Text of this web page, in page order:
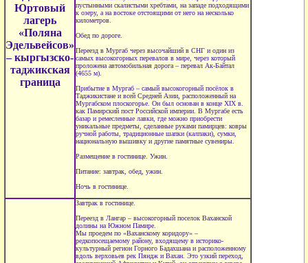
Юртовый
лагерь
«Поляна
Эдельвейсов»
– кыргызско-
таджикская
граница
пустынными скалистыми хребтами, на западе подходящими
к озеру, а на востоке отстоящими от него на несколько
километров.
Обед по дороге.
Переезд в Мургаб через высочайший в СНГ и один из
самых высокогорных перевалов в мире, через который
проложена автомобильная дорога – перевал Ак-Байтал
(4655 м).
Прибытие в Мургаб – самый высокогорный посёлок в
Таджикистане и всей Средней Азии, расположенный на
Мургабском плоскогорье. Он был основан в конце XIX в.
как Памирский пост Российской империи. В Мургабе есть
базар и ремесленные лавки, где можно приобрести
уникальные предметы, сделанные руками памирцев: ковры
ручной работы, традиционные шапки (калпаки), сумки,
национальную вышивку и другие памятные сувениры.
Размещение в гостинице. Ужин.
Питание: завтрак, обед, ужин.
Ночь в гостинице.
Завтрак в гостинице.
Переезд в Лангар – высокогорный поселок Ваханской
долины на Южном Памире.
Мы проедем по «Ваханскому коридору» –
редкопосещаемому району, входящему в историко-
культурный регион Горного Бадахшана и расположенному
вдоль верховьев рек Пяндж и Вахан. Это узкий переход,